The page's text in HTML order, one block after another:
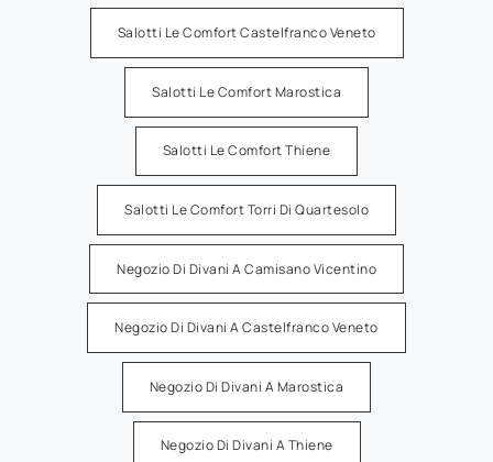
Salotti Le Comfort Castelfranco Veneto
Salotti Le Comfort Marostica
Salotti Le Comfort Thiene
Salotti Le Comfort Torri Di Quartesolo
Negozio Di Divani A Camisano Vicentino
Negozio Di Divani A Castelfranco Veneto
Negozio Di Divani A Marostica
Negozio Di Divani A Thiene